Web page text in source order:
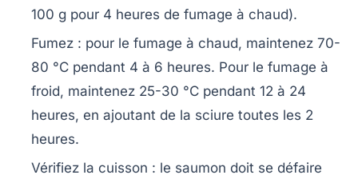
100 g pour 4 heures de fumage à chaud).
Fumez : pour le fumage à chaud, maintenez 70-
80 °C pendant 4 à 6 heures. Pour le fumage à
froid, maintenez 25-30 °C pendant 12 à 24
heures, en ajoutant de la sciure toutes les 2
heures.
Vérifiez la cuisson : le saumon doit se défaire